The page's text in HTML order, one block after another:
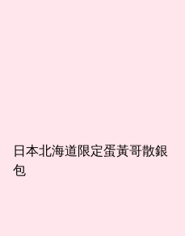
日本北海道限定蛋黃哥散銀
包